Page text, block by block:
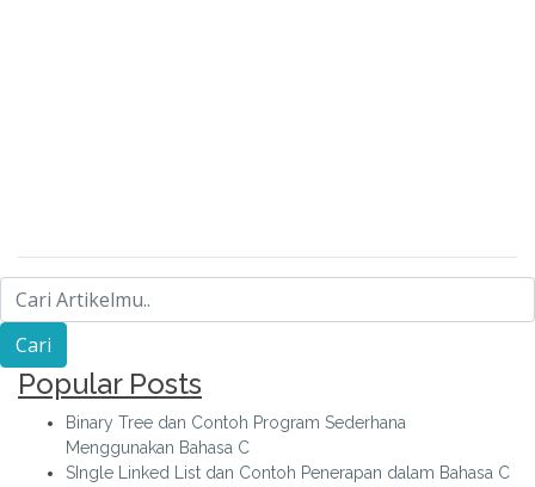
Popular Posts
Binary Tree dan Contoh Program Sederhana
Menggunakan Bahasa C
SIngle Linked List dan Contoh Penerapan dalam Bahasa C